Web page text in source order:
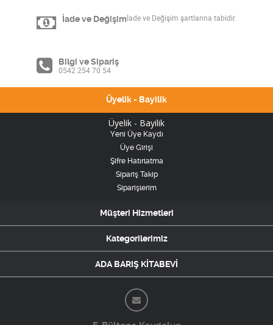
İade ve Değişim İade ve Değişim şartlarına tabidir.
Bilgi ve Sipariş
0542 254 70 54
Üyelik - Bayilik
Üyelik - Bayilik
Yeni Üye Kaydı
Üye Girişi
Şifre Hatırlatma
Sipariş Takip
Siparişlerim
Müşteri Hizmetleri
Kategorilerimiz
ADA BARIŞ KİTABEVİ